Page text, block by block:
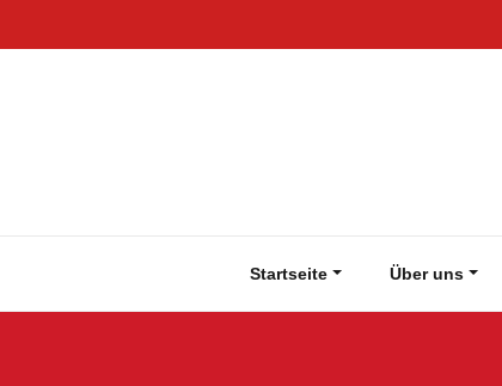
Startseite Über uns